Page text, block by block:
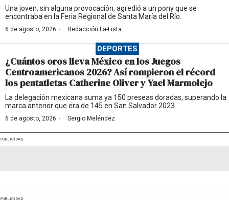
Una joven, sin alguna provocación, agredió a un pony que se
encontraba en la Feria Regional de Santa María del Río.
6 de agosto, 2026 · Redacción La-Lista
DEPORTES
¿Cuántos oros lleva México en los Juegos
Centroamericanos 2026? Así rompieron el récord
los pentatletas Catherine Oliver y Yael Marmolejo
La delegación mexicana suma ya 150 preseas doradas, superando la
marca anterior que era de 145 en San Salvador 2023.
6 de agosto, 2026 · Sergio Meléndez
PUBLICIDAD
PUBLICIDAD